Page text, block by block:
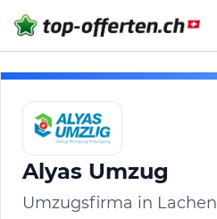
Alyas Umzug
Umzugsfirma in Lachen